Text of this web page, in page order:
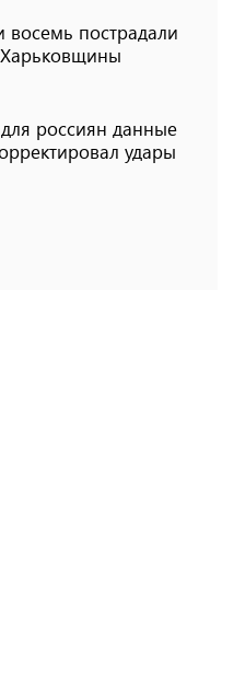
восемь пострадали
Харьковщины
россиян данные
удары